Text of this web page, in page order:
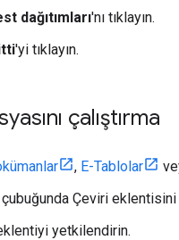
dağıtımları'nı tıklayın.
'yi tıklayın.
çalıştırma
, E-Tablolar
Çeviri eklentisini
yetkilendirin.